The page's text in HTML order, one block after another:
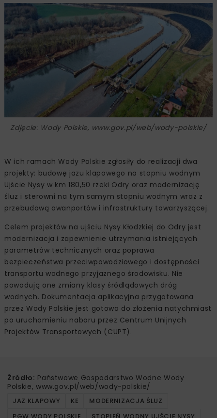
Zdjęcie: Wody Polskie, www.gov.pl/web/wody-polskie/
W ich ramach Wody Polskie zgłosiły do realizacji dwa
projekty: budowę jazu klapowego na stopniu wodnym
Ujście Nysy w km 180,50 rzeki Odry oraz modernizację
śluz i sterowni na tym samym stopniu wodnym wraz z
przebudową awanportów i infrastruktury towarzyszącej.
Celem projektów na ujściu Nysy Kłodzkiej do Odry jest
modernizacja i zapewnienie utrzymania istniejących
parametrów technicznych oraz poprawa
bezpieczeństwa przeciwpowodziowego i dostępności
transportu wodnego przyjaznego środowisku. Nie
powodują one zmiany klasy śródlądowych dróg
wodnych. Dokumentacja aplikacyjna przygotowana
przez Wody Polskie jest gotowa do złożenia natychmiast
po uruchomieniu naboru przez Centrum Unijnych
Projektów Transportowych (CUPT).
Źródło: Państwowe Gospodarstwo Wodne Wody
Polskie, www.gov.pl/web/wody-polskie/
JAZ KLAPOWY KE
MODERNIZACJA ŚLUZ